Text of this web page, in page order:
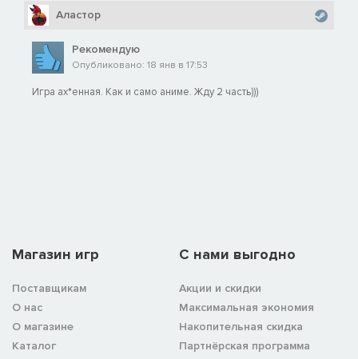
Аластор
Рекомендую
Опубликовано: 18 янв в 17:53
Игра ах*енная. Как и само аниме. Жду 2 часть)))
Магазин игр
Поставщикам
О нас
О магазине
Каталог
C нами выгодно
Акции и скидки
Максимальная экономия
Накопительная скидка
Партнёрская программа